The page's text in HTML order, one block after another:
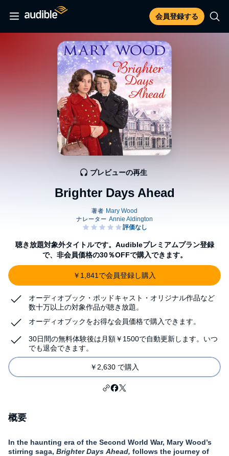
会員登録する
Brighter Days Ahead
プレビューの再生
聴き放題対象外タイトルです。Audibleプレミアムプラン登録
で、非会員価格の30％OFFで購入できます。
￥1,841で会員登録し購入
オーディオブック・ポッドキャスト・オリジナル作品など
数十万以上の対象作品が聴き放題。
オーディオブックをお得な会員価格で購入できます。
30日間の無料体験後は月額￥1500で自動更新します。いつ
でも退会できます。
￥2,630 で購入
概要
In the haunting era of the Second World War, Mary Wood’s
stirring saga, Brighter Days Ahead, follows the journey of